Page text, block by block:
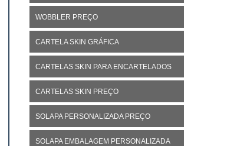
WOBBLER PREÇO
CARTELA SKIN GRÁFICA
CARTELAS SKIN PARA ENCARTELADOS
CARTELAS SKIN PREÇO
SOLAPA PERSONALIZADA PREÇO
SOLAPA EMBALAGEM PERSONALIZADA